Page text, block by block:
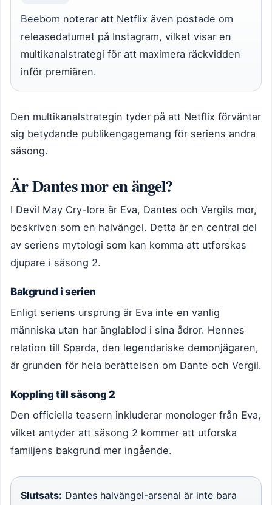
Beebom noterar att Netflix även postade om
releasedatumet på Instagram, vilket visar en
multikanalstrategi för att maximera räckvidden
inför premiären.
Den multikanalstrategin tyder på att Netflix förväntar
sig betydande publikengagemang för seriens andra
säsong.
Är Dantes mor en ängel?
I Devil May Cry-lore är Eva, Dantes och Vergils mor,
beskriven som en halvängel. Detta är en central del
av seriens mytologi som kan komma att utforskas
djupare i säsong 2.
Bakgrund i serien
Enligt seriens ursprung är Eva inte en vanlig
människa utan har änglablod i sina ådror. Hennes
relation till Sparda, den legendariske demonjägaren,
är grunden för hela berättelsen om Dante och Vergil.
Koppling till säsong 2
Den officiella teasern inkluderar monologer från Eva,
vilket antyder att säsong 2 kommer att utforska
familjens bakgrund mer ingående.
Slutsats: Dantes halvängel-arsenal är inte bara